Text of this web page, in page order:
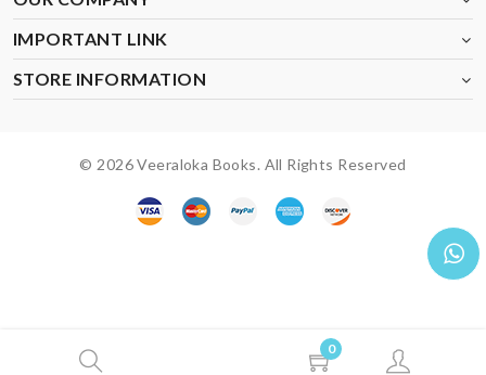
0
IMPORTANT LINK
STORE INFORMATION
© 2026 Veeraloka Books. All Rights Reserved